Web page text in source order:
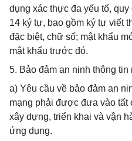
dụng xác thực đa yếu tố,
14 ký tự, bao gồm ký tự viết
đặc biệt, chữ số; mật khẩu
mật khẩu trước đó.
5. Bảo đảm an ninh thông
a) Yêu cầu về bảo đảm an
mạng phải được đưa vào tất
xây dựng, triển khai và vận
ứng dụng.